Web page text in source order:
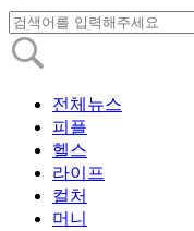
전체뉴스
피플
헬스
라이프
컬처
머니